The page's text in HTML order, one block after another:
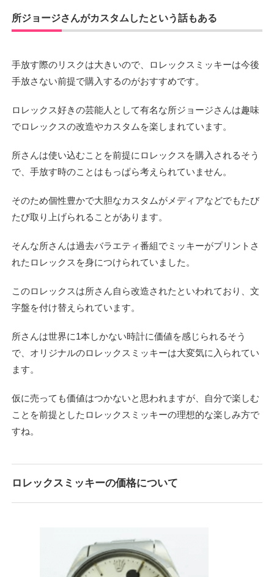
所ジョージさんがカスタムしたという話もある
手放す際のリスクは大きいので、ロレックスミッキーは今後
手放さない前提で購入するのがおすすめです。
ロレックス好きの芸能人として有名な所ジョージさんは趣味
でロレックスの改造やカスタムを楽しまれています。
所さんは使い込むことを前提にロレックスを購入されるそう
で、手放す時のことはもっぱら考えられていません。
そのため個性豊かで大胆なカスタムがメディアなどでもたび
たび取り上げられることがあります。
そんな所さんは過去バラエティ番組でミッキーがプリントさ
れたロレックスを身につけられていました。
このロレックスは所さん自ら改造されたといわれており、文
字盤を付け替えられています。
所さんは世界に1本しかない時計に価値を感じられるそう
で、オリジナルのロレックスミッキーは大変気に入られてい
ます。
仮に売っても価値はつかないと思われますが、自分で楽しむ
ことを前提としたロレックスミッキーの理想的な楽しみ方で
すね。
ロレックスミッキーの価格について